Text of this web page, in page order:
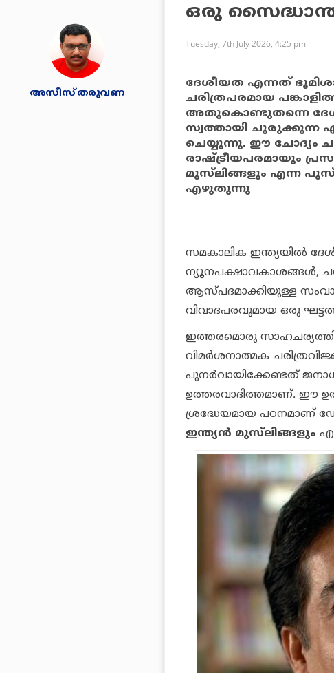
അസീസ് തരുവണ
ഒരു
Tuesday, 7th July 2026, 4:25 pm
ദേശീയത എന്നത്
ചരിത്രപരമായ
അതുകൊണ്ടുതന്നെ
സ്വത്തായി ചുരുക്കുന്ന
ചെയ്യുന്നു. ഈ ചോദ്യം
രാഷ്ട്രീയപരമായും
മുസ്‌ലിങ്ങളും എന്ന
എഴുതുന്നു
സമകാലിക ഇന്ത്യയില്‍
ന്യൂനപക്ഷാവകാശങ്ങള്‍,
ആസ്പദമാക്കിയുള്ള
വിവാദപരവുമായ ഒരു
ഇത്തരമൊരു
വിമര്‍ശനാത്മക
പുനര്‍വായിക്കേണ്ടത്
ഉത്തരവാദിത്തമാണ്. ഈ
ശ്രദ്ധേയമായ പഠനമാണ്
ഇന്ത്യന്‍ മുസ്‌ലിങ്ങളും